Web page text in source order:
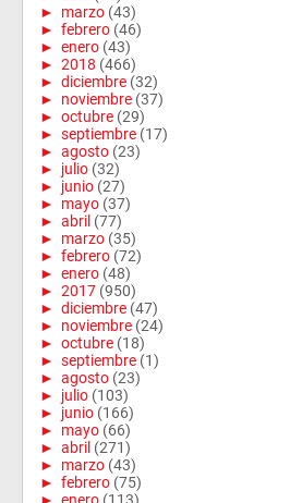
► marzo (43)
► febrero (46)
► enero (43)
► 2018 (466)
► diciembre (32)
► noviembre (37)
► octubre (29)
► septiembre (17)
► agosto (23)
► julio (32)
► junio (27)
► mayo (37)
► abril (77)
► marzo (35)
► febrero (72)
► enero (48)
► 2017 (950)
► diciembre (47)
► noviembre (24)
► octubre (18)
► septiembre (1)
► agosto (23)
► julio (103)
► junio (166)
► mayo (66)
► abril (271)
► marzo (43)
► febrero (75)